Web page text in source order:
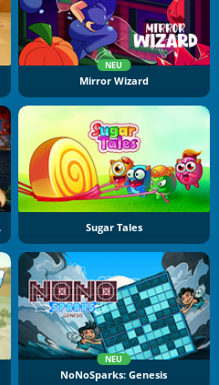
NEU
Mirror Wizard
Sugar Tales
NEU
NoNoSparks: Genesis